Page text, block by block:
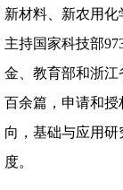
新材料、新农用
主持国家科技部
金、教育部和浙
百余篇，申请和
向，基础与应用
度。